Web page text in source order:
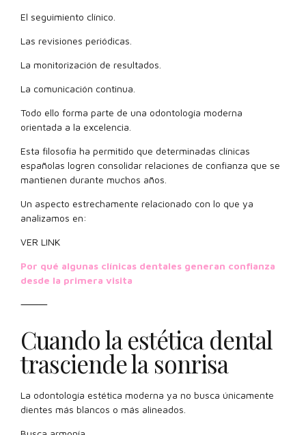
El seguimiento clínico.
Las revisiones periódicas.
La monitorización de resultados.
La comunicación continua.
Todo ello forma parte de una odontología moderna
orientada a la excelencia.
Esta filosofía ha permitido que determinadas clínicas
españolas logren consolidar relaciones de confianza que se
mantienen durante muchos años.
Un aspecto estrechamente relacionado con lo que ya
analizamos en:
VER LINK
Por qué algunas clínicas dentales generan confianza
desde la primera visita
⸻
Cuando la estética dental
trasciende la sonrisa
La odontología estética moderna ya no busca únicamente
dientes más blancos o más alineados.